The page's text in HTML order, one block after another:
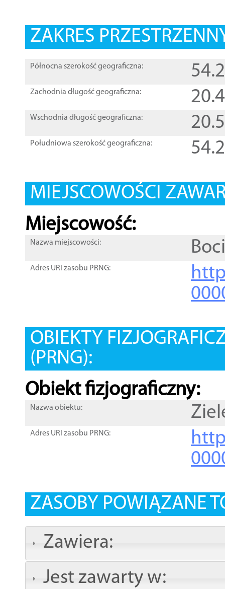
ZAKRES
Północna szerokość geograficzna:
Zachodnia długość geograficzna:
Wschodnia długość geograficzna:
Południowa szerokość geograficzna:
MIEJSCOWOŚCI
Miejscowość:
Nazwa miejscowości:
Adres URI zasobu PRNG:
OBIEKTY
(PRNG):
Obiekt fizjograficzny:
Nazwa obiektu:
Adres URI zasobu PRNG:
ZASOBY POWIĄZANE
Zawiera:
Jest zawarty w: